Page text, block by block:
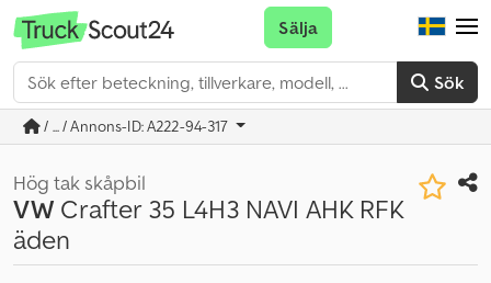
Sök
Sälja
/ ... / Annons-ID: A222-94-317
Hög tak skåpbil
VW Crafter 35 L4H3 NAVI AHK RFK
äden